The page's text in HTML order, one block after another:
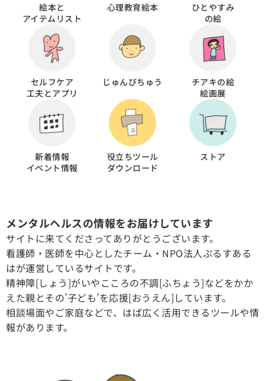
絵本と
アイテムリスト
心理教育絵本
ひとやすみ
の絵
セルフケア
工夫とアプリ
じゅんびちゅう
チアキの絵
絵画展
新着情報
イベント情報
役立ちツール
ダウンロード
ストア
メンタルヘルスの情報をお届けしています
サイトに来てくださってありがとうございます。
看護師・医師を中心としたチーム・NPO法人ぷるすある
はが運営しているサイトです。
精神障[しょう]がいやこころの不調[ふちょう]などをかか
えた親とその’子ども’を応援[おうえん]しています。
相談場面やご家庭などで、はば広く活用できるツールや情
報があります。